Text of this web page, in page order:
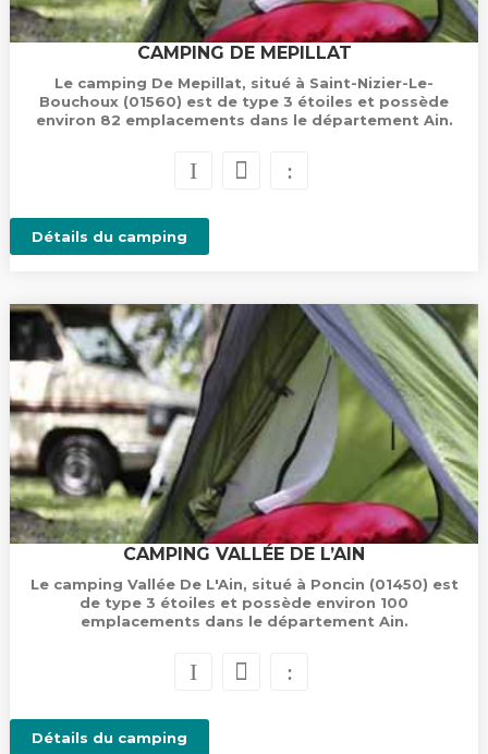
CAMPING DE MEPILLAT
Le camping De Mepillat, situé à Saint-Nizier-Le-
Bouchoux (01560) est de type 3 étoiles et possède
environ 82 emplacements dans le département Ain.
Détails du camping
CAMPING VALLÉE DE L’AIN
Le camping Vallée De L'Ain, situé à Poncin (01450) est
de type 3 étoiles et possède environ 100
emplacements dans le département Ain.
Détails du camping